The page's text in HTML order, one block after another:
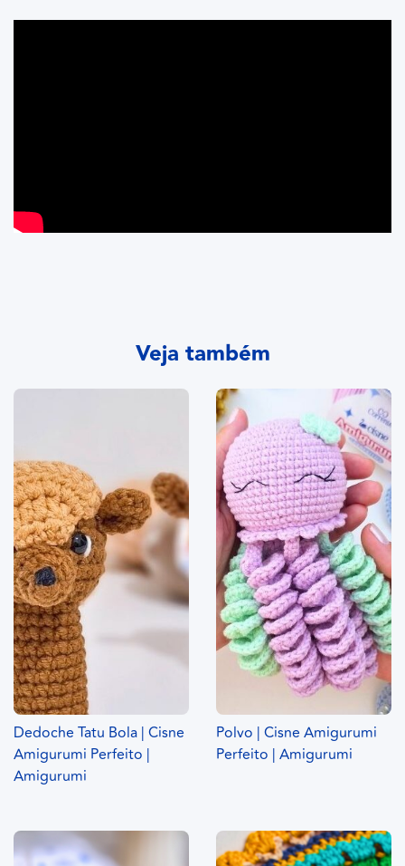
Veja também
Dedoche Tatu Bola | Cisne
Amigurumi Perfeito |
Amigurumi
Polvo | Cisne Amigurumi
Perfeito | Amigurumi